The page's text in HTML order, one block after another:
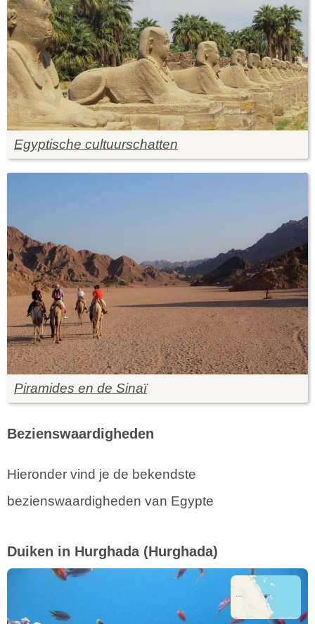
Egyptische cultuurschatten
Piramides en de Sinaï
Bezienswaardigheden
Hieronder vind je de bekendste
bezienswaardigheden van Egypte
Duiken in Hurghada (Hurghada)